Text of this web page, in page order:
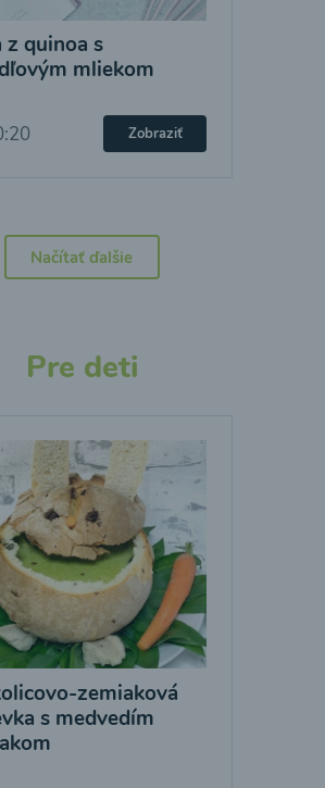
z quinoa s
mliekom
Zobraziť
Načítať ďalšie
Pre deti
zemiaková
s medvedím